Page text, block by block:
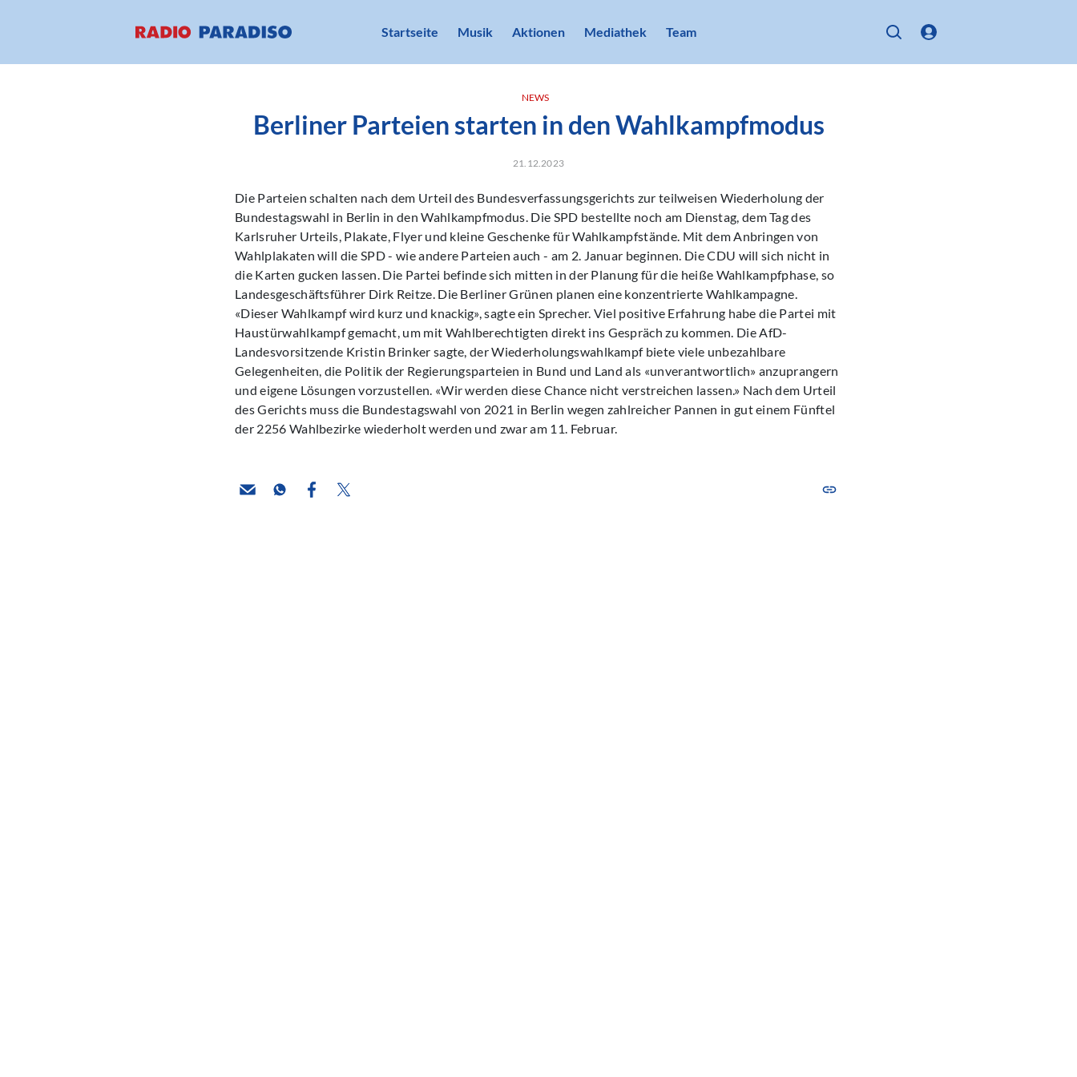
Startseite Musik Aktionen Mediathek Team
NEWS
Berliner Parteien starten in den Wahlkampfmodus
21.12.2023
Die Parteien schalten nach dem Urteil des Bundesverfassungsgerichts zur teilweisen Wiederholung der
Bundestagswahl in Berlin in den Wahlkampfmodus. Die SPD bestellte noch am Dienstag, dem Tag des
Karlsruher Urteils, Plakate, Flyer und kleine Geschenke für Wahlkampfstände. Mit dem Anbringen von
Wahlplakaten will die SPD - wie andere Parteien auch - am 2. Januar beginnen. Die CDU will sich nicht in
die Karten gucken lassen. Die Partei befinde sich mitten in der Planung für die heiße Wahlkampfphase, so
Landesgeschäftsführer Dirk Reitze. Die Berliner Grünen planen eine konzentrierte Wahlkampagne.
«Dieser Wahlkampf wird kurz und knackig», sagte ein Sprecher. Viel positive Erfahrung habe die Partei mit
Haustürwahlkampf gemacht, um mit Wahlberechtigten direkt ins Gespräch zu kommen. Die AfD-
Landesvorsitzende Kristin Brinker sagte, der Wiederholungswahlkampf biete viele unbezahlbare
Gelegenheiten, die Politik der Regierungsparteien in Bund und Land als «unverantwortlich» anzuprangern
und eigene Lösungen vorzustellen. «Wir werden diese Chance nicht verstreichen lassen.» Nach dem Urteil
des Gerichts muss die Bundestagswahl von 2021 in Berlin wegen zahlreicher Pannen in gut einem Fünftel
der 2256 Wahlbezirke wiederholt werden und zwar am 11. Februar.